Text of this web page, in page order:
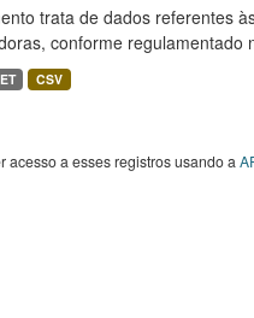
trata de dados referentes
conforme regulamentado
CSV
acesso a esses registros usando a